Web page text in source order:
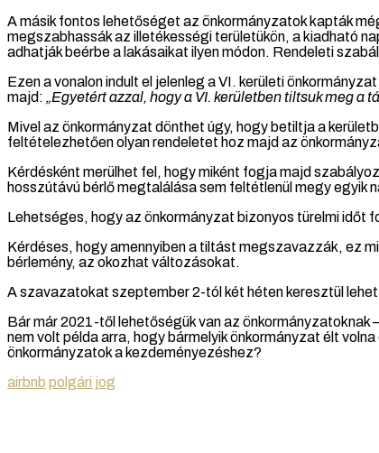
A másik fontos lehetőséget az önkormányzatok kapták
megszabhassák az illetékességi területükön, a kiadható
adhatják beérbe a lakásaikat ilyen módon. Rendeleti
Ezen a vonalon indult el jelenleg a VI. kerületi
majd: „Egyetért azzal, hogy a VI. kerületben tiltsuk meg a
Mivel az önkormányzat dönthet úgy, hogy betiltja a
feltételezhetően olyan rendeletet hoz majd az
Kérdésként merülhet fel, hogy miként fogja majd
hosszútávú bérlő megtalálása sem feltétlenül megy egyik
Lehetséges, hogy az önkormányzat bizonyos türelmi időt
Kérdéses, hogy amennyiben a tiltást megszavazzák, ez
bérlemény, az okozhat változásokat.
A szavazatokat szeptember 2-tól két héten keresztül
Bár már 2021-től lehetőségük van az önkormányzatoknak
nem volt példa arra, hogy bármelyik önkormányzat élt
önkormányzatok a kezdeményezéshez?
airbnb polgári jog